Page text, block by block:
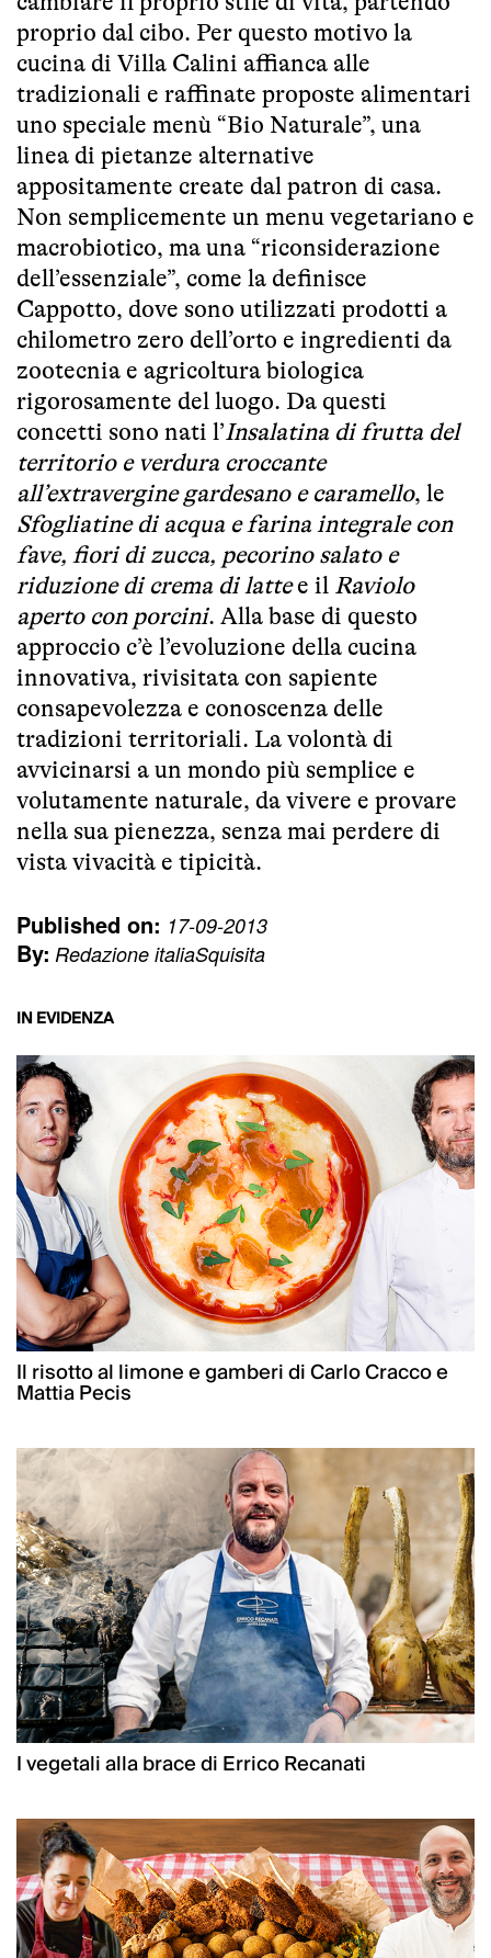
proprio dal cibo. Per questo motivo la
cucina di Villa Calini affianca alle
tradizionali e raffinate proposte alimentari
uno speciale menù “Bio Naturale”, una
linea di pietanze alternative
appositamente create dal patron di casa.
Non semplicemente un menu vegetariano e
macrobiotico, ma una “riconsiderazione
dell’essenziale”, come la definisce
Cappotto, dove sono utilizzati prodotti a
chilometro zero dell’orto e ingredienti da
zootecnia e agricoltura biologica
rigorosamente del luogo. Da questi
concetti sono nati l’Insalatina di frutta del
territorio e verdura croccante
all’extravergine gardesano e caramello, le
Sfogliatine di acqua e farina integrale con
fave, fiori di zucca, pecorino salato e
riduzione di crema di lattee il Raviolo
aperto con porcini. Alla base di questo
approccio c’è l’evoluzione della cucina
innovativa, rivisitata con sapiente
consapevolezza e conoscenza delle
tradizioni territoriali. La volontà di
avvicinarsi a un mondo più semplice e
volutamente naturale, da vivere e provare
nella sua pienezza, senza mai perdere di
vista vivacità e tipicità.
Published on: 17-09-2013
By: Redazione italiaSquisita
IN EVIDENZA
Il risotto al limone e gamberi di Carlo Cracco e
Mattia Pecis
I vegetali alla brace di Errico Recanati